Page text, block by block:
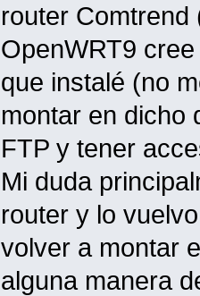
router Comtrend
OpenWRT9
que instalé (no
montar en dicho
FTP y tener
Mi duda
router y lo
volver a montar
alguna manera